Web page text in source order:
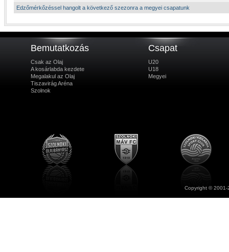
Edzőmérkőzéssel hangolt a következő szezonra a megyei csapatunk
Bemutatkozás
Csak az Olaj
A kosárlabda kezdete
Megalakul az Olaj
Tiszavirág Aréna
Szolnok
Csapat
U20
U18
Megyei
Copyright ©